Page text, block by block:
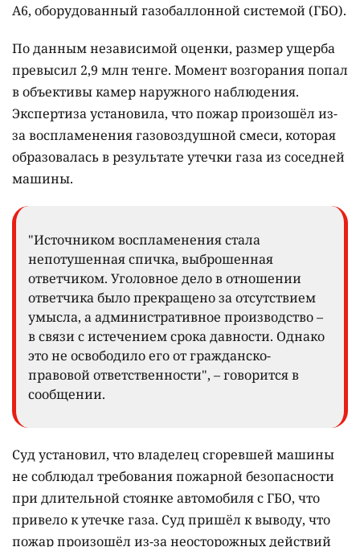
A6, оборудованный газобаллонной системой (ГБО).
По данным независимой оценки, размер ущерба
превысил 2,9 млн тенге. Момент возгорания попал
в объективы камер наружного наблюдения.
Экспертиза установила, что пожар произошёл из-
за воспламенения газовоздушной смеси, которая
образовалась в результате утечки газа из соседней
машины.
"Источником воспламенения стала
непотушенная спичка, выброшенная
ответчиком. Уголовное дело в отношении
ответчика было прекращено за отсутствием
умысла, а административное производство –
в связи с истечением срока давности. Однако
это не освободило его от гражданско-
правовой ответственности", – говорится в
сообщении.
Суд установил, что владелец сгоревшей машины
не соблюдал требования пожарной безопасности
при длительной стоянке автомобиля с ГБО, что
привело к утечке газа. Суд пришёл к выводу, что
пожар произошёл из-за неосторожных действий